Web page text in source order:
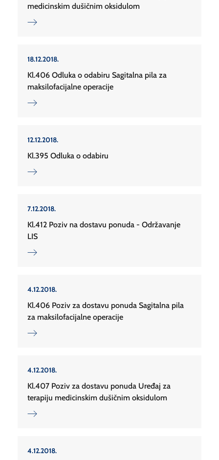
medicinskim dušičnim oksidulom
18.12.2018.
Kl.406 Odluka o odabiru Sagitalna pila za
maksilofacijalne operacije
12.12.2018.
Kl.395 Odluka o odabiru
7.12.2018.
Kl.412 Poziv na dostavu ponuda - Održavanje
LIS
4.12.2018.
Kl.406 Poziv za dostavu ponuda Sagitalna pila
za maksilofacijalne operacije
4.12.2018.
Kl.407 Poziv za dostavu ponuda Uređaj za
terapiju medicinskim dušičnim oksidulom
4.12.2018.